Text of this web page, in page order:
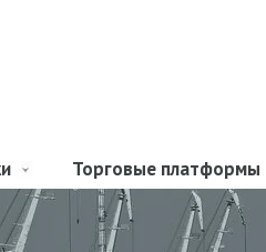
Торговые платформы